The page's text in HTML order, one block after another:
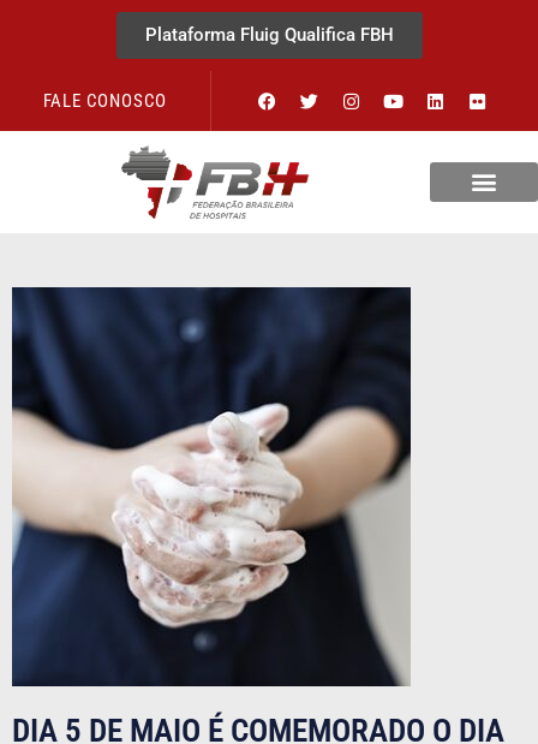
Plataforma Fluig Qualifica FBH
FALE CONOSCO
DIA 5 DE MAIO É COMEMORADO O DIA